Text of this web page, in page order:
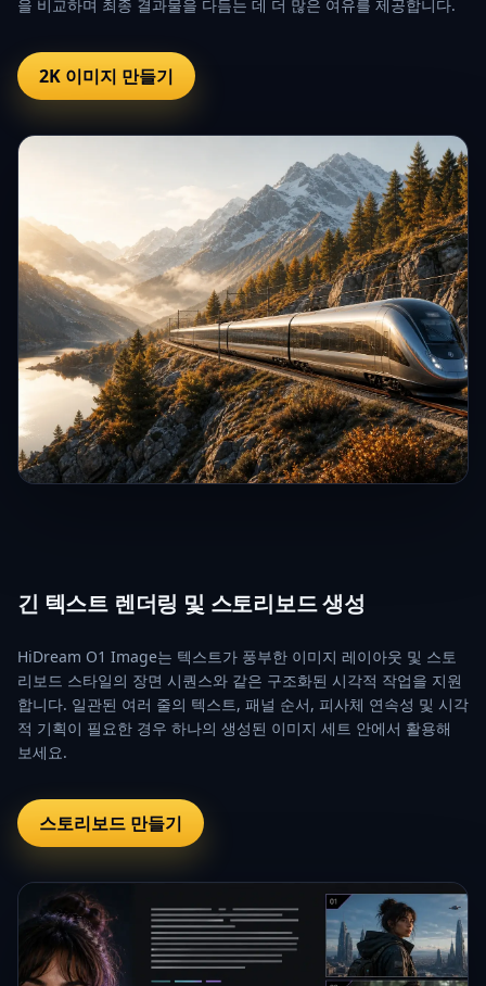
을 비교하며 최종 결과물을 다듬는 데 더 많은 여유를 제공합니다.
2K 이미지 만들기
긴 텍스트 렌더링 및 스토리보드 생성
HiDream O1 Image는 텍스트가 풍부한 이미지 레이아웃 및 스토
리보드 스타일의 장면 시퀀스와 같은 구조화된 시각적 작업을 지원
합니다. 일관된 여러 줄의 텍스트, 패널 순서, 피사체 연속성 및 시각
적 기획이 필요한 경우 하나의 생성된 이미지 세트 안에서 활용해
보세요.
스토리보드 만들기